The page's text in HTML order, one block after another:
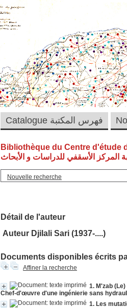
Bibliothèque du Centre d'étude
المركز الأسقفي للدراسات و الأبحاث
Nouvelle recherche
Détail de l'auteur
Auteur Djilali Sari (1937-....)
Documents disponibles écrits
Affiner la recherche
1. M'zab
Chef-d'œuvre d'une ingénierie sans
1. Les
Catalogue فهرس المكتبة